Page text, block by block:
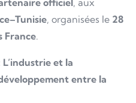
officiel, aux
, organisées le 28
France.
L’industrie et la
entre la